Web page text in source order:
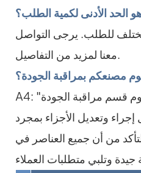
للطلب. يرجى التواصل
معنا لمزيد من التفاصيل.
A4: "الجودة هي الأولوية". سيقوم قسم مراقبة الجودة
وتعديل الأجزاء بمجرد
من أن جميع العناصر في